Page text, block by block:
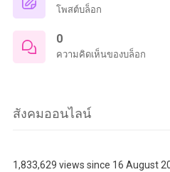
โพสต์บล็อก
0
ความคิดเห็นของบล็อก
สังคมออนไลน์
1,833,629 views since 16 August